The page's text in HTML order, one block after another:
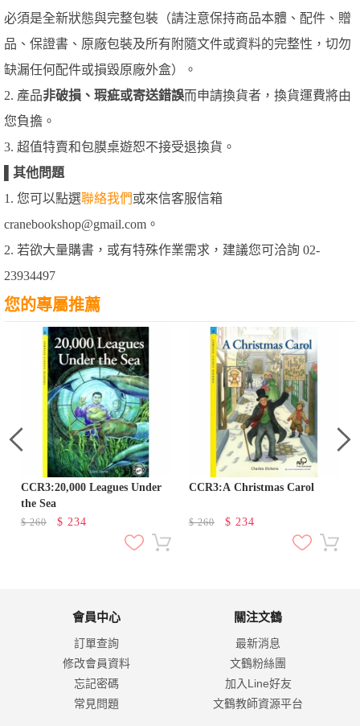
必須是全新狀態與完整包裝（請注意保持商品本體、配件、贈
品、保證書、原廠包裝及所有附隨文件或資料的完整性，切勿
缺漏任何配件或損毀原廠外盒）。
2. 產品非破損、瑕疵或寄送錯誤而申請換貨者，換貨運費將由
您負擔。
3. 超值特賣和包膜桌遊恕不接受退換貨。
其他問題
1. 您可以點選聯絡我們或來信客服信箱
cranebookshop@gmail.com。
2. 若欲大量購書，或有特殊作業需求，建議您可洽詢 02-
23934497
您的專屬推薦
CCR3:20,000 Leagues Under
the Sea
$260 $ 234
CCR3:A Christmas Carol
$260 $ 234
會員中心
訂單查詢
修改會員資料
忘記密碼
常見問題
關注文鶴
最新消息
文鶴粉絲團
加入Line好友
文鶴教師資源平台